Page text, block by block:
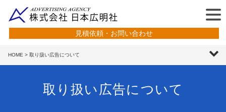
見積依頼・お問い合わせ
HOME > 取り扱い広告について
取り扱い広告について